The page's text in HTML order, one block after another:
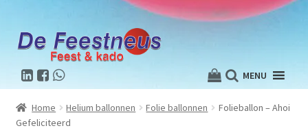
MENU
Home Helium ballonnen Folie ballonnen
Folieballon – Ahoi
Gefeliciteerd